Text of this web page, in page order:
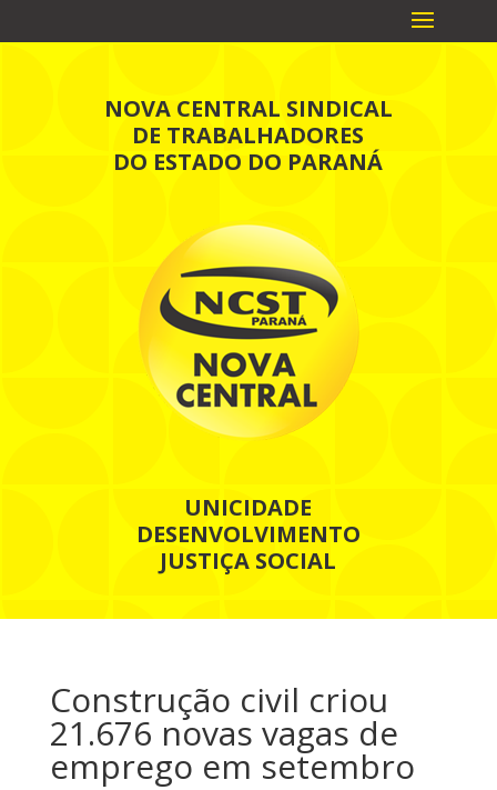
NOVA CENTRAL SINDICAL
DE TRABALHADORES
DO ESTADO DO PARANÁ
UNICIDADE
DESENVOLVIMENTO
JUSTIÇA SOCIAL
Construção civil criou
21.676 novas vagas de
emprego em setembro